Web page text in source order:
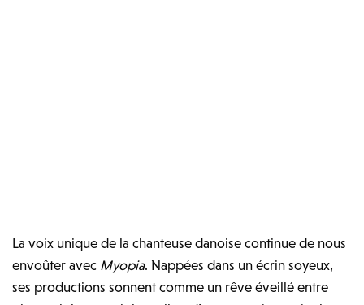
La voix unique de la chanteuse danoise continue de nous
envoûter avec Myopia. Nappées dans un écrin soyeux,
ses productions sonnent comme un rêve éveillé entre